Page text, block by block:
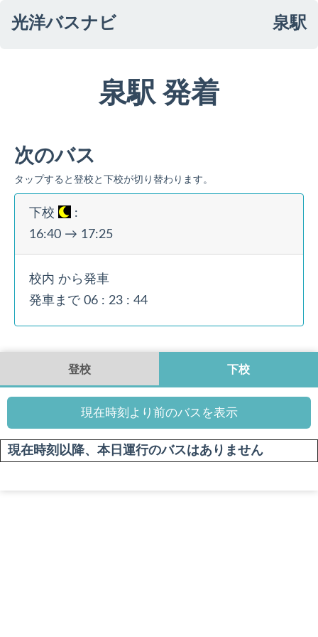
光洋バスナビ 泉駅
泉駅 発着
次のバス
タップすると登校と下校が切り替わります。
下校
:
16:40 → 17:25
校内 から発車
発車まで 06 : 23 : 44
登校 下校
現在時刻より前のバスを表示
現在時刻以降、本日運行のバスはありません